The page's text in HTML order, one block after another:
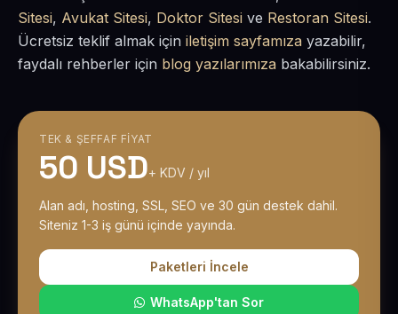
Sitesi, Avukat Sitesi, Doktor Sitesi ve Restoran Sitesi.
Ücretsiz teklif almak için iletişim sayfamıza yazabilir,
faydalı rehberler için blog yazılarımıza bakabilirsiniz.
TEK & ŞEFFAF FIYAT
50 USD+ KDV / yıl
Alan adı, hosting, SSL, SEO ve 30 gün destek dahil.
Siteniz 1-3 iş günü içinde yayında.
Paketleri İncele
WhatsApp'tan Sor